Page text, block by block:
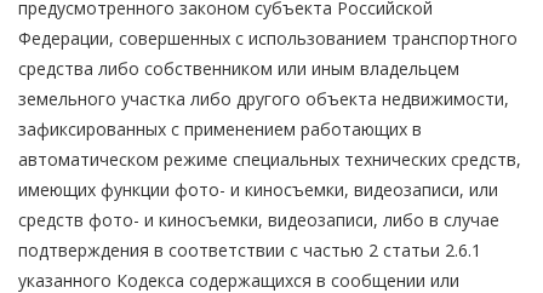
предусмотренного законом субъекта Российской
Федерации, совершенных с использованием транспортного
средства либо собственником или иным владельцем
земельного участка либо другого объекта недвижимости,
зафиксированных с применением работающих в
автоматическом режиме специальных технических средств,
имеющих функции фото- и киносъемки, видеозаписи, или
средств фото- и киносъемки, видеозаписи, либо в случае
подтверждения в соответствии с частью 2 статьи 2.6.1
указанного Кодекса содержащихся в сообщении или